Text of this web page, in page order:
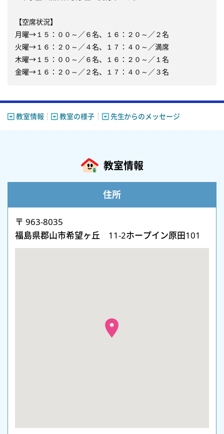
【空席状況】
月曜→１５：００～／６名、１６：２０～／２名
火曜→１６：２０～／４名、１７：４０～／満席
木曜→１５：００～／６名、１６：２０～／１名
金曜→１６：２０～／２名、１７：４０～／３名
教室情報 教室の様子 先生からのメッセージ
教室情報
住所
〒 963-8035
福島県郡山市希望ヶ丘 11-2ホープイン原田101